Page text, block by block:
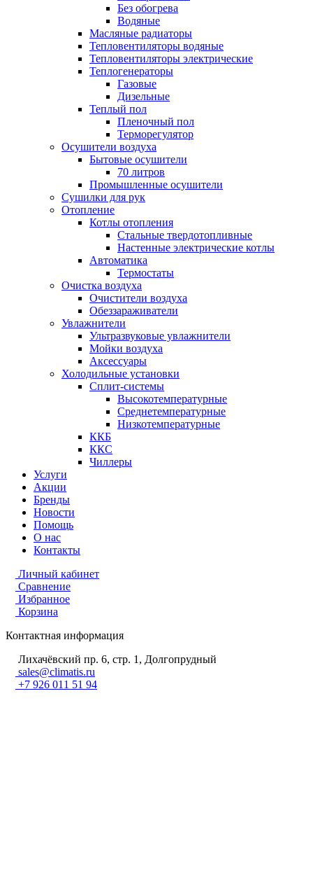
Без обогрева
Водяные
Масляные радиаторы
Тепловентиляторы водяные
Тепловентиляторы электрические
Теплогенераторы
Газовые
Дизельные
Теплый пол
Пленочный пол
Терморегулятор
Осушители воздуха
Бытовые осушители
70 литров
Промышленные осушители
Сушилки для рук
Отопление
Котлы отопления
Стальные твердотопливные
Настенные электрические котлы
Автоматика
Термостаты
Очистка воздуха
Очистители воздуха
Обеззараживатели
Увлажнители
Ультразвуковые увлажнители
Мойки воздуха
Аксессуары
Холодильные установки
Сплит-системы
Высокотемпературные
Среднетемпературные
Низкотемпературные
ККБ
ККС
Чиллеры
Услуги
Акции
Бренды
Новости
Помощь
О нас
Контакты
Личный кабинет
Сравнение
Избранное
Корзина
Контактная информация
Лихачёвский пр. 6, стр. 1, Долгопрудный
sales@climatis.ru
+7 926 011 51 94